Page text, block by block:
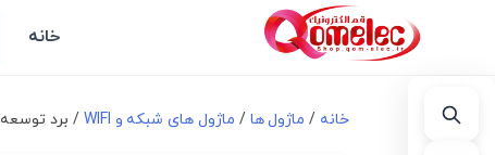
خانه
خانه / ماژول ها / ماژول های شبکه و WIFI / برد توسعه NodeMCU با ماژول وای فای ESP8266 و مبدل CH340G